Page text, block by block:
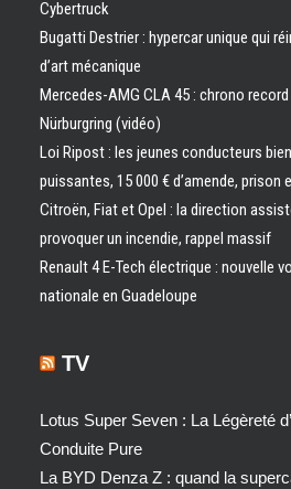
Cybertruck
Bugatti Destrier : hypercar unique qui
d’art mécanique
Mercedes-AMG CLA 45 : chrono record
Nürburgring (vidéo)
Loi Ripost : les jeunes conducteurs
puissantes, 15 000 € d’amende,
Citroën, Fiat et Opel : la direction
provoquer un incendie, rappel massif
Renault 4 E-Tech électrique : nouvelle
nationale en Guadeloupe
TV
Lotus Super Seven : La Légèreté
Conduite Pure
La BYD Denza Z : quand la